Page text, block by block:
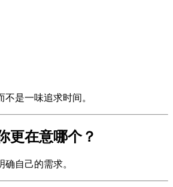
是一味追求时间。
更在意哪个？
自己的需求。